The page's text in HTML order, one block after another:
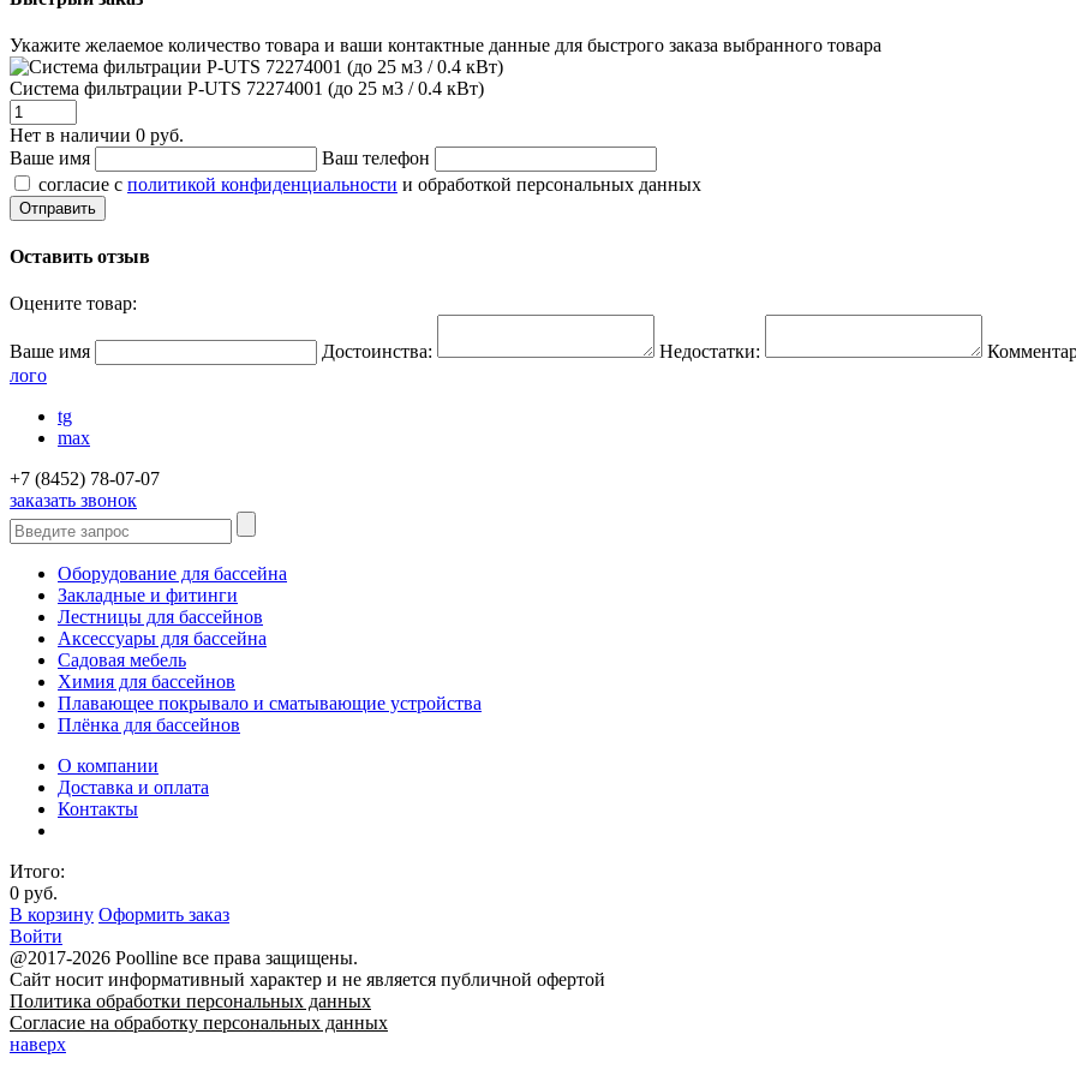
Укажите желаемое количество товара и ваши контактные данные для быстрого заказа выбранного товара
Система фильтрации P-UTS 72274001 (до 25 м3 / 0.4 кВт)
Нет в наличии 0 руб.
Ваше имя
Ваш телефон
согласие с политикой конфиденциальности и обработкой персональных данных
Оставить отзыв
Оцените товар:
Ваше имя Достоинства: Недостатки:
лого
tg
max
+7 (8452) 78-07-07
заказать звонок
Оборудование для бассейна
Закладные и фитинги
Лестницы для бассейнов
Аксессуары для бассейна
Садовая мебель
Химия для бассейнов
Плавающее покрывало и сматывающие устройства
Плёнка для бассейнов
О компании
Доставка и оплата
Контакты
Итого:
0 руб.
В корзину Оформить заказ
Войти
@2017-2026 Poolline все права защищены.
Сайт носит информативный характер и не является публичной офертой
Политика обработки персональных данных
Согласие на обработку персональных данных
наверх